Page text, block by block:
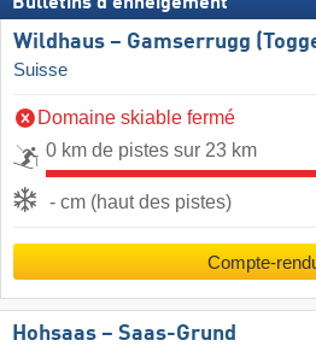
Wildhaus – Gamserrugg
Suisse
Domaine skiable fermé
0 km de pistes sur 23 km
- cm (haut des pistes)
Compte-
Hohsaas – Saas-Grund